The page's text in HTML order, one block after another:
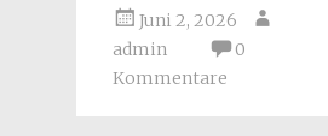
Juni 2, 2026
admin
0
Kommentare